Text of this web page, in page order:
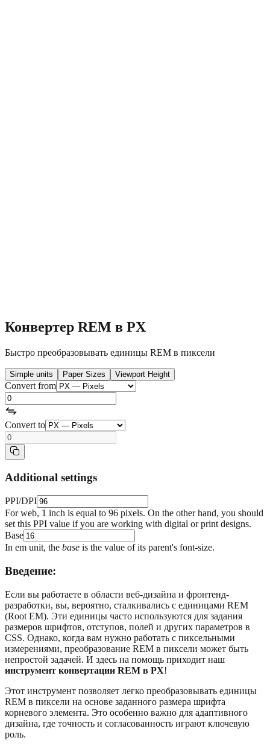
Конвертер REM в PX
Быстро преобразовывать единицы REM в пиксели
Simple units Paper Sizes Viewport Height
Convert from
Convert to
Additional settings
PPI/DPI
For web, 1 inch is equal to 96 pixels. On the other hand, you should
set this PPI value if you are working with digital or print designs.
Base
In em unit, the base is the value of its parent's font-size.
Введение:
Если вы работаете в области веб-дизайна и фронтенд-
разработки, вы, вероятно, сталкивались с единицами REM
(Root EM). Эти единицы часто используются для задания
размеров шрифтов, отступов, полей и других параметров в
CSS. Однако, когда вам нужно работать с пиксельными
измерениями, преобразование REM в пиксели может быть
непростой задачей. И здесь на помощь приходит наш
инструмент конвертации REM в PX!
Этот инструмент позволяет легко преобразовывать единицы
REM в пиксели на основе заданного размера шрифта
корневого элемента. Это особенно важно для адаптивного
дизайна, где точность и согласованность играют ключевую
роль.